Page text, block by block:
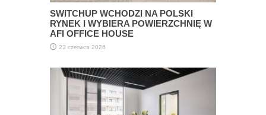
SWITCHUP WCHODZI NA POLSKI
RYNEK I WYBIERA POWIERZCHNIĘ W
AFI OFFICE HOUSE
23 czerwca 2026